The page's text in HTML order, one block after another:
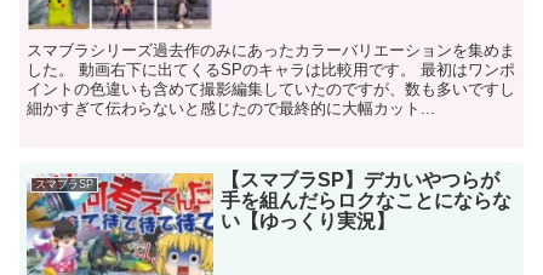
スマブラシリーズ過去作のみにあったカラーバリエーションを集めま
した。 動画右下に出てくるSPのキャラは比較用です。 最初はワンポ
イントの色違いも含めて撮影編集していたのですが、数も多いですし
細かすぎて伝わらないと感じたので最終的に大幅カット...
スマブラSP
【スマブラSP】デカいやつらが
手を組んだらロクなことにならな
い【ゆっくり実況】